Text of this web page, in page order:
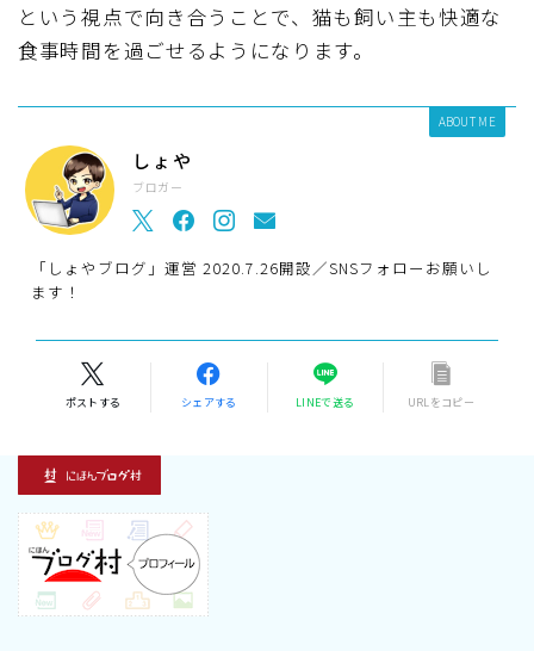
という視点で向き合うことで、猫も飼い主も快適な
食事時間を過ごせるようになります。
ABOUT ME
しょや
ブロガー
「しょやブログ」運営 2020.7.26開設／SNSフォローお願いし
ます！
ポストする シェアする LINEで送る URLをコピー